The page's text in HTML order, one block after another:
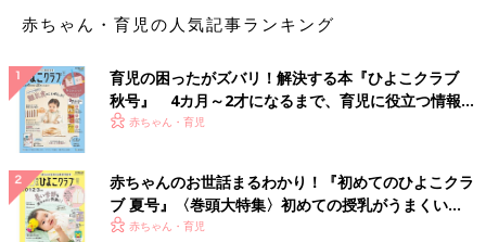
赤ちゃん・育児の人気記事ランキング
育児の困ったがズバリ！解決する本『ひよこクラブ
秋号』 4カ月～2才になるまで、育児に役立つ情報が
いっぱい！
赤ちゃん・育児
赤ちゃんのお世話まるわかり！『初めてのひよこクラ
ブ 夏号』〈巻頭大特集〉初めての授乳がうまくい
く！ おっぱい・ミルクの基本と夏のトラブル 解決テ
赤ちゃん・育児